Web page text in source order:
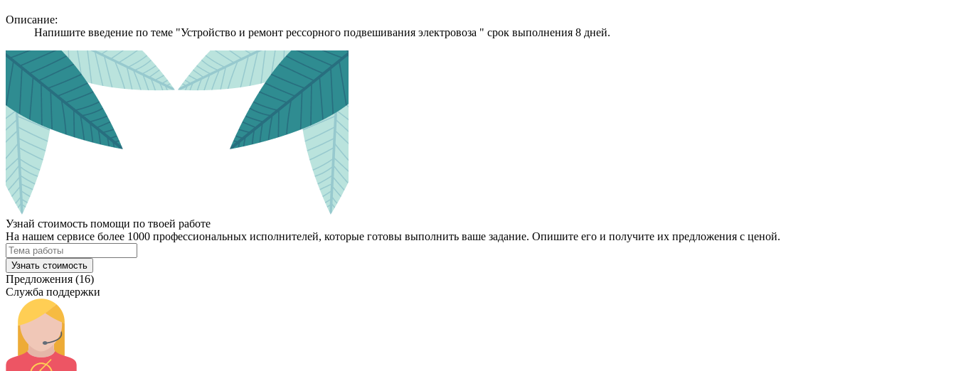
Описание:
Напишите введение по теме "Устройство и ремонт рессорного подвешивания электровоза " срок выполнения 8 дней.
Узнай стоимость помощи по твоей работе
На нашем сервисе более 1000 профессиональных исполнителей, которые готовы выполнить ваше задание. Опишите его и получите их предложения с ценой.
Узнать стоимость
Предложения (16)
Служба поддержки